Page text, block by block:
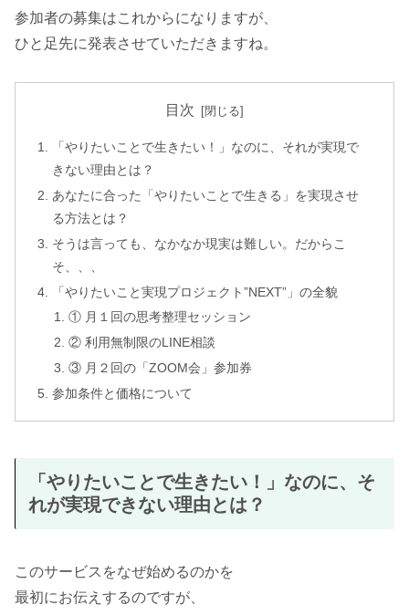
参加者の募集はこれからになりますが、
ひと足先に発表させていただきますね。
目次
「やりたいことで生きたい！」なのに、それが実現で
きない理由とは？
あなたに合った「やりたいことで生きる」を実現させ
る方法とは？
そうは言っても、なかなか現実は難しい。だからこ
そ、、、
「やりたいこと実現プロジェクト”NEXT”」の全貌
① 月１回の思考整理セッション
② 利用無制限のLINE相談
③ 月２回の「ZOOM会」参加券
参加条件と価格について
「やりたいことで生きたい！」なのに、そ
れが実現できない理由とは？
このサービスをなぜ始めるのかを
最初にお伝えするのですが、